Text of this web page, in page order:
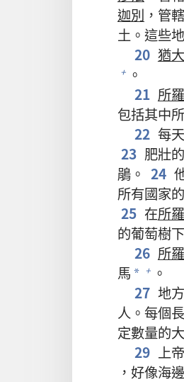
迦別 ，管轄
土。這些
20 猶大
+ 。
21 所
包括其中
22 每
23 肥壯
鵑。 24
所有國家
25 在所
的葡萄樹
26 所
馬 * + 。
27 地
人。每個
定數量的
29 上
，好像海